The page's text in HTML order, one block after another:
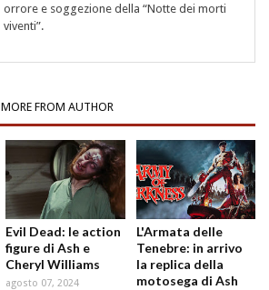
orrore e soggezione della “Notte dei morti
viventi”.
MORE FROM AUTHOR
Evil Dead: le action
figure di Ash e
Cheryl Williams
agosto 07, 2024
L'Armata delle
Tenebre: in arrivo
la replica della
motosega di Ash